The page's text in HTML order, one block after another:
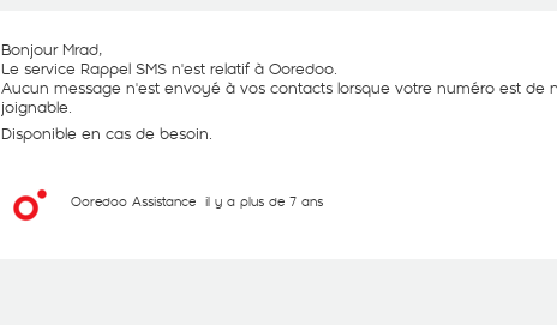
Bonjour Mrad,
Le service Rappel SMS n'est relatif à Ooredoo.
Aucun message n'est envoyé à vos contacts lorsque votre numéro est de
joignable.
Disponible en cas de besoin.
Ooredoo Assistance il y a plus de 7 ans